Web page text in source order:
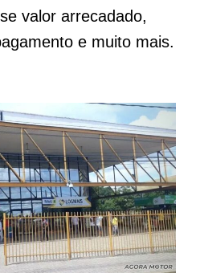
valor arrecadado,
e muito mais.